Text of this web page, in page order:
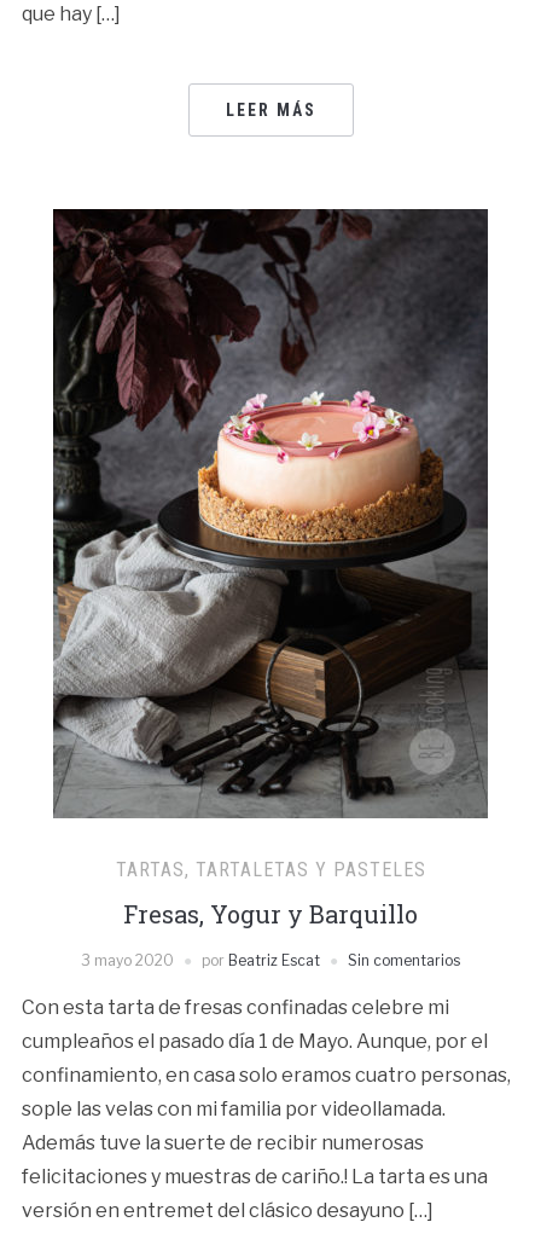
que hay […]
LEER MÁS
TARTAS, TARTALETAS Y PASTELES
Fresas, Yogur y Barquillo
3 mayo 2020 por Beatriz Escat Sin comentarios
Con esta tarta de fresas confinadas celebre mi
cumpleaños el pasado día 1 de Mayo. Aunque, por el
confinamiento, en casa solo eramos cuatro personas,
sople las velas con mi familia por videollamada.
Además tuve la suerte de recibir numerosas
felicitaciones y muestras de cariño.! La tarta es una
versión en entremet del clásico desayuno […]